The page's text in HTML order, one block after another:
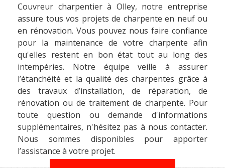
Couvreur charpentier à Olley, notre entreprise
assure tous vos projets de charpente en neuf ou
en rénovation. Vous pouvez nous faire confiance
pour la maintenance de votre charpente afin
qu'elles restent en bon état tout au long des
intempéries. Notre équipe veille à assurer
l’étanchéité et la qualité des charpentes grâce à
des travaux d’installation, de réparation, de
rénovation ou de traitement de charpente. Pour
toute question ou demande d'informations
supplémentaires, n'hésitez pas à nous contacter.
Nous sommes disponibles pour apporter
l’assistance à votre projet.